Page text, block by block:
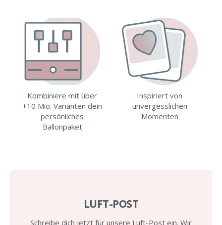
Kombiniere mit über
+10 Mio. Varianten dein
persönliches
Ballonpaket
Inspiriert von
unvergesslichen
Momenten
LUFT-POST
Schreibe dich jetzt für unsere Luft-Post ein. Wir